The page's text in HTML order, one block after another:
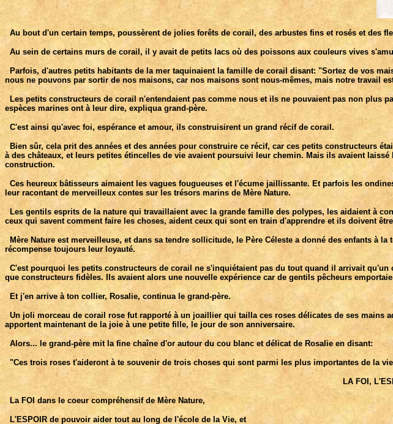
Au bout d'un certain temps, poussèrent de jolies forêts de corail, des arbustes fins et rosés et des
Au sein de certains murs de corail, il y avait de petits lacs où des poissons aux couleurs vives
Parfois, d'autres petits habitants de la mer taquinaient la famille de corail disant: "Sortez de vos
nous ne pouvons par sortir de nos maisons, car nos maisons sont nous-mêmes, mais notre travail
Les petits constructeurs de corail n'entendaient pas comme nous et ils ne pouvaient pas non plus
espèces marines ont à leur dire, expliqua grand-père.
C'est ainsi qu'avec foi, espérance et amour, ils construisirent un grand récif de corail.
Bien sûr, cela prit des années et des années pour construire ce récif, car ces petits constructeurs
à des châteaux, et leurs petites étincelles de vie avaient poursuivi leur chemin. Mais ils avaient
construction.
Ces heureux bâtisseurs aimaient les vagues fougueuses et l'écume jaillissante. Et parfois les
leur racontant de merveilleux contes sur les trésors marins de Mère Nature.
Les gentils esprits de la nature qui travaillaient avec la grande famille des polypes, les aidaient à
ceux qui savent comment faire les choses, aident ceux qui sont en train d'apprendre et ils doivent
Mère Nature est merveilleuse, et dans sa tendre sollicitude, le Père Céleste a donné des enfants à
récompense toujours leur loyauté.
C'est pourquoi les petits constructeurs de corail ne s'inquiétaient pas du tout quand il arrivait
que constructeurs fidèles. Ils avaient alors une nouvelle expérience car de gentils pêcheurs
Et j'en arrive à ton collier, Rosalie, continua le grand-père.
Un joli morceau de corail rose fut rapporté à un joaillier qui tailla ces roses délicates de ses mains
apportent maintenant de la joie à une petite fille, le jour de son anniversaire.
Alors... le grand-père mit la fine chaîne d'or autour du cou blanc et délicat de Rosalie en disant:
"Ces trois roses t'aideront à te souvenir de trois choses qui sont parmi les plus importantes de la
LA FOI,
La FOI dans le coeur compréhensif de Mère Nature,
L'ESPOIR de pouvoir aider tout au long de l'école de la Vie, et